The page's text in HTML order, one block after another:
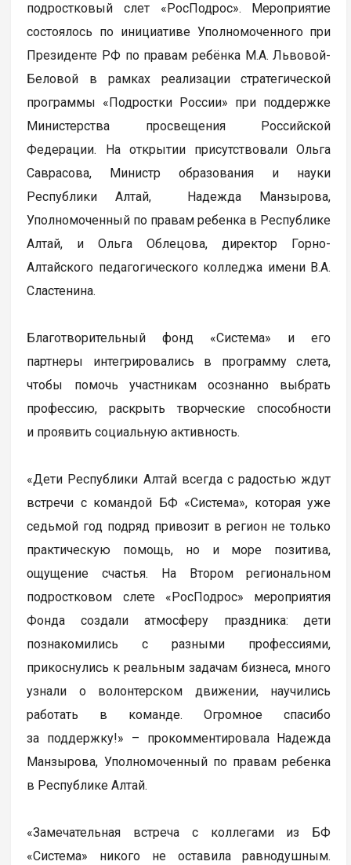
подростковый слет «РосПодрос». Мероприятие
состоялось по инициативе Уполномоченного при
Президенте РФ по правам ребёнка М.А. Львовой-
Беловой в рамках реализации стратегической
программы «Подростки России» при поддержке
Министерства просвещения Российской
Федерации. На открытии присутствовали Ольга
Саврасова, Министр образования и науки
Республики Алтай, Надежда Манзырова,
Уполномоченный по правам ребенка в Республике
Алтай, и Ольга Облецова, директор Горно-
Алтайского педагогического колледжа имени В.А.
Сластенина.
Благотворительный фонд «Система» и его
партнеры интегрировались в программу слета,
чтобы помочь участникам осознанно выбрать
профессию, раскрыть творческие способности
и проявить социальную активность.
«Дети Республики Алтай всегда с радостью ждут
встречи с командой БФ «Система», которая уже
седьмой год подряд привозит в регион не только
практическую помощь, но и море позитива,
ощущение счастья. На Втором региональном
подростковом слете «РосПодрос» мероприятия
Фонда создали атмосферу праздника: дети
познакомились с разными профессиями,
прикоснулись к реальным задачам бизнеса, много
узнали о волонтерском движении, научились
работать в команде. Огромное спасибо
за поддержку!» – прокомментировала Надежда
Манзырова, Уполномоченный по правам ребенка
в Республике Алтай.
«Замечательная встреча с коллегами из БФ
«Система» никого не оставила равнодушным.